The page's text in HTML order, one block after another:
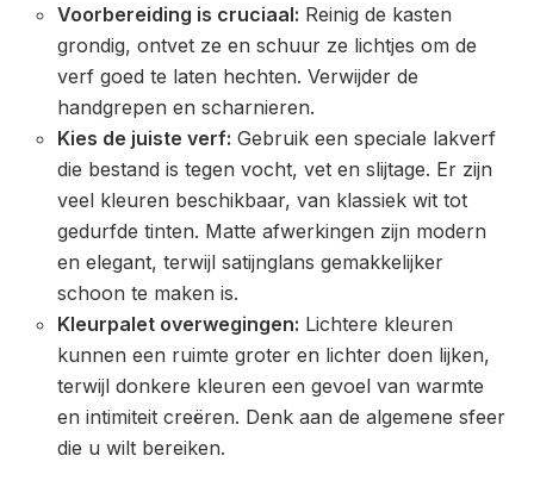
Voorbereiding is cruciaal: Reinig de kasten
grondig, ontvet ze en schuur ze lichtjes om de
verf goed te laten hechten. Verwijder de
handgrepen en scharnieren.
Kies de juiste verf: Gebruik een speciale lakverf
die bestand is tegen vocht, vet en slijtage. Er zijn
veel kleuren beschikbaar, van klassiek wit tot
gedurfde tinten. Matte afwerkingen zijn modern
en elegant, terwijl satijnglans gemakkelijker
schoon te maken is.
Kleurpalet overwegingen: Lichtere kleuren
kunnen een ruimte groter en lichter doen lijken,
terwijl donkere kleuren een gevoel van warmte
en intimiteit creëren. Denk aan de algemene sfeer
die u wilt bereiken.